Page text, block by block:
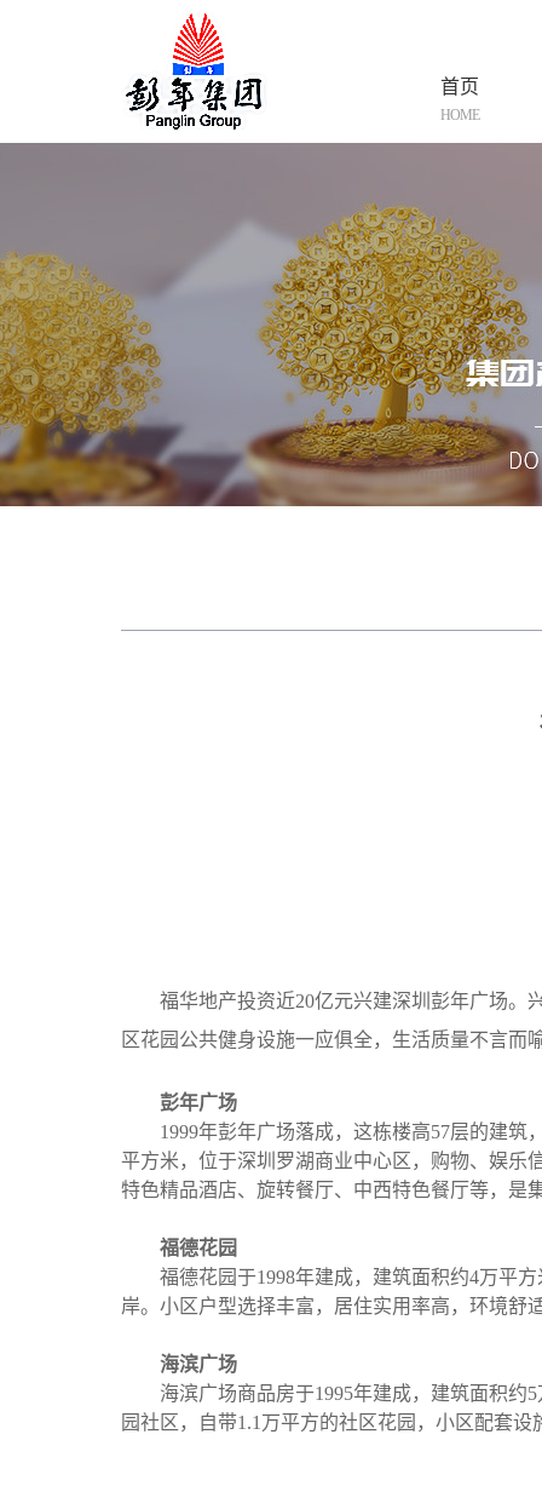
HOME
首页
福华地产投资近20亿元兴建深圳彭年广场。
区花园公共健身设施一应俱全，生活质量不言
彭年广场
1999年彭年广场落成，这栋楼高57层的建筑
平方米，位于深圳罗湖商业中心区，购物、娱乐
特色精品酒店、旋转餐厅、中西特色餐厅等，是
福德花园
福德花园于1998年建成，建筑面积约4万平方
岸。小区户型选择丰富，居住实用率高，环境舒
海滨广场
海滨广场商品房于1995年建成，建筑面积约
园社区，自带1.1万平方的社区花园，小区配套